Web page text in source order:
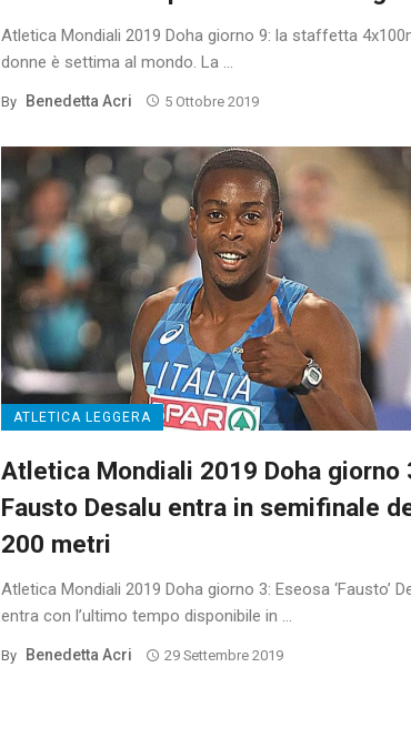
Atletica Mondiali 2019 Doha giorno 9: la staffetta
donne è settima al mondo. La ...
By Benedetta Acri 5 Ottobre 2019
ATLETICA LEGGERA
Atletica Mondiali 2019 Doha giorno
Fausto Desalu entra in semifinale
200 metri
Atletica Mondiali 2019 Doha giorno 3: Eseosa ‘Fausto’
entra con l’ultimo tempo disponibile in ...
By Benedetta Acri 29 Settembre 2019